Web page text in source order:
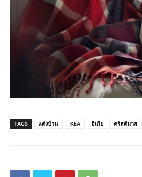
TAGS แต่งบ้าน IKEA อิเกีย คริสต์มาส